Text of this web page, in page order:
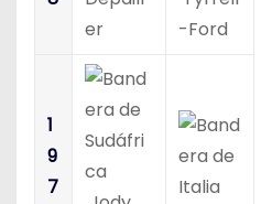
er
-Ford
1
9
7